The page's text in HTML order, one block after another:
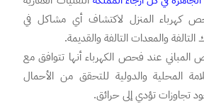
كهرباء المنزل لاكتشاف أي مشاكل في
التالفة والمعدات التالفة والقديمة.
عند فحص الكهرباء أنها تتوافق مع
المحلية والدولية للتحقق من الأحمال
تجاوزات تؤدي إلى حرائق.